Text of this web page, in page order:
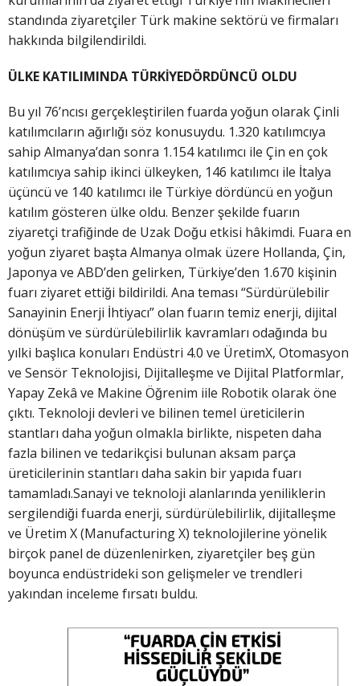
standında ziyaretçiler Türk makine sektörü ve firmaları
hakkında bilgilendirildi.
ÜLKE KATILIMINDA TÜRKİYEDÖRDÜNCÜ OLDU
Bu yıl 76’ncısı gerçekleştirilen fuarda yoğun olarak Çinli
katılımcıların ağırlığı söz konusuydu. 1.320 katılımcıya
sahip Almanya’dan sonra 1.154 katılımcı ile Çin en çok
katılımcıya sahip ikinci ülkeyken, 146 katılımcı ile İtalya
üçüncü ve 140 katılımcı ile Türkiye dördüncü en yoğun
katılım gösteren ülke oldu. Benzer şekilde fuarın
ziyaretçi trafiğinde de Uzak Doğu etkisi hâkimdi. Fuara en
yoğun ziyaret başta Almanya olmak üzere Hollanda, Çin,
Japonya ve ABD’den gelirken, Türkiye’den 1.670 kişinin
fuarı ziyaret ettiği bildirildi. Ana teması “Sürdürülebilir
Sanayinin Enerji İhtiyacı” olan fuarın temiz enerji, dijital
dönüşüm ve sürdürülebilirlik kavramları odağında bu
yılki başlıca konuları Endüstri 4.0 ve ÜretimX, Otomasyon
ve Sensör Teknolojisi, Dijitalleşme ve Dijital Platformlar,
Yapay Zekâ ve Makine Öğrenim iile Robotik olarak öne
çıktı. Teknoloji devleri ve bilinen temel üreticilerin
stantları daha yoğun olmakla birlikte, nispeten daha
fazla bilinen ve tedarikçisi bulunan aksam parça
üreticilerinin stantları daha sakin bir yapıda fuarı
tamamladı.Sanayi ve teknoloji alanlarında yeniliklerin
sergilendiği fuarda enerji, sürdürülebilirlik, dijitalleşme
ve Üretim X (Manufacturing X) teknolojilerine yönelik
birçok panel de düzenlenirken, ziyaretçiler beş gün
boyunca endüstrideki son gelişmeler ve trendleri
yakından inceleme fırsatı buldu.